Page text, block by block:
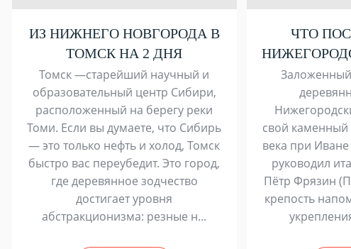
ИЗ НИЖНЕГО НОВГОРОДА В
ТОМСК НА 2 ДНЯ
Томск —старейший научный и
образовательный центр Сибири,
расположенный на берегу реки
Томи. Если вы думаете, что Сибирь
— это только нефть и холод, Томск
быстро вас переубедит. Это город,
где деревянное зодчество
достигает уровня
абстракционизма: резные н...
ЧТО
Заложенный
свой каменный
века при Иване
руководил
Пётр Фрязин
крепость